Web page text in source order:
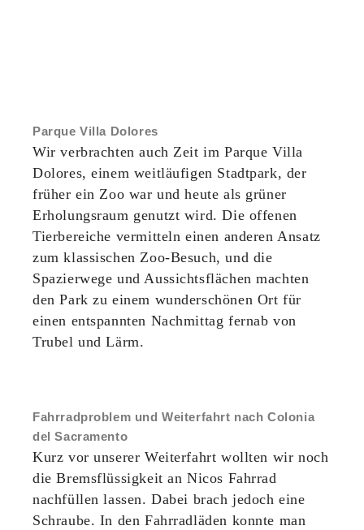
Parque Villa Dolores
Wir verbrachten auch Zeit im Parque Villa
Dolores, einem weitläufigen Stadtpark, der
früher ein Zoo war und heute als grüner
Erholungsraum genutzt wird. Die offenen
Tierbereiche vermitteln einen anderen Ansatz
zum klassischen Zoo‑Besuch, und die
Spazierwege und Aussichtsflächen machten
den Park zu einem wunderschönen Ort für
einen entspannten Nachmittag fernab von
Trubel und Lärm.
Fahrradproblem und Weiterfahrt nach Colonia
del Sacramento
Kurz vor unserer Weiterfahrt wollten wir noch
die Bremsflüssigkeit an Nicos Fahrrad
nachfüllen lassen. Dabei brach jedoch eine
Schraube. In den Fahrradläden konnte man